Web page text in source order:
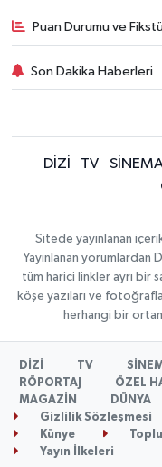
Puan Durumu ve
Son Dakika Haberleri
DİZİ TV
Sitede yayınlanan
Yayınlanan
tüm harici linkler ayrı bir
köşe yazıları ve
herhangi bir
DİZİ TV
RÖPORTAJ
ÖZEL
MAGAZİN
DÜNYA
Gizlilik Sözleşmesi
Künye
Yayın İlkeleri